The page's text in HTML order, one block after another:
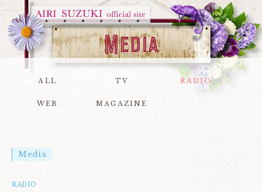
ALL TV RADIO
WEB MAGAZINE
Media
RADIO